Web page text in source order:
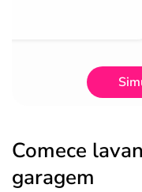
Comece
garagem